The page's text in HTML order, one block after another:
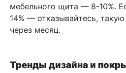
мебельного щита — 8-10%.
14% — отказывайтесь,
через месяц.
Тренды дизайна и